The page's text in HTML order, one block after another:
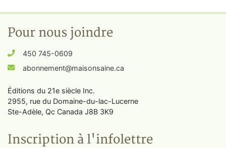
Pour nous joindre
450 745-0609
abonnement@maisonsaine.ca
Éditions du 21e siècle Inc.
2955, rue du Domaine-du-lac-Lucerne
Ste-Adèle, Qc Canada J8B 3K9
Inscription à l'infolettre